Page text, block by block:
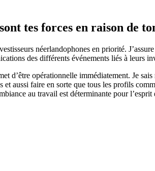
tes forces en raison de
néerlandophones en priorité.
des différents événements liés à leurs
d’être opérationnelle immédiatement. Je
et aussi faire en sorte que tous les profils
au travail est déterminante pour l’esprit